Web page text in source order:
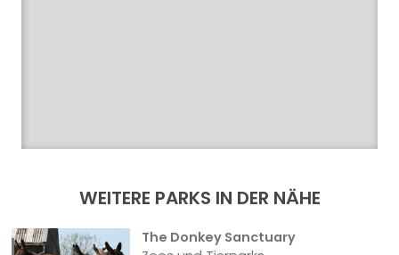
WEITERE PARKS IN DER NÄHE
The Donkey Sanctuary